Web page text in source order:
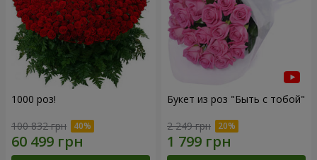
1000 роз!
100 832 грн
Букет из роз "Быть с тобой"
2 249 грн